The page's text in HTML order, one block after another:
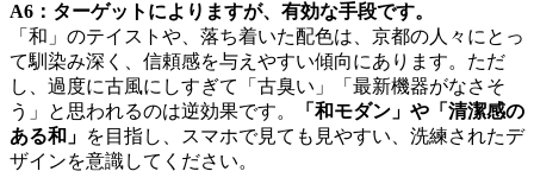
A6：ターゲットによりますが、有効な手段です。
「和」のテイストや、落ち着いた配色は、京都の人々にとっ
て馴染み深く、信頼感を与えやすい傾向にあります。ただ
し、過度に古風にしすぎて「古臭い」「最新機器がなさそ
う」と思われるのは逆効果です。
「和モダン」や「清潔感の
ある和」 を目指し、スマホで見ても見やすい、洗練されたデ
ザインを意識してください。